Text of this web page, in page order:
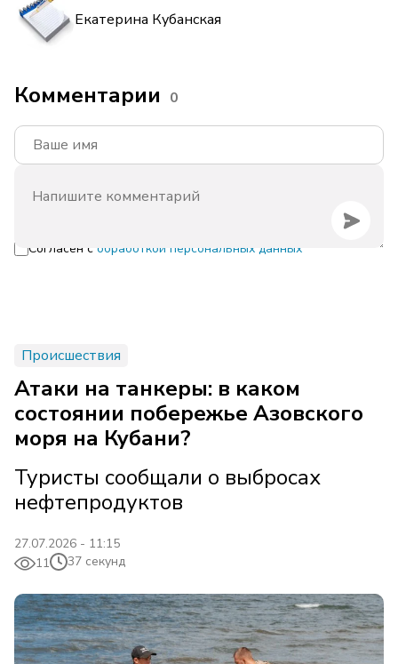
Екатерина Кубанская
Комментарии 0
Согласен с обработкой персональных данных
Происшествия
Атаки на танкеры: в каком
состоянии побережье Азовского
моря на Кубани?
Туристы сообщали о выбросах
нефтепродуктов
27.07.2026 - 11:15
11
37 секунд